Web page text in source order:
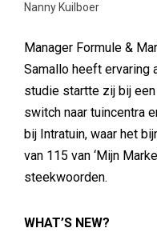
Nanny Kuilboer
Manager Formule &
Samallo heeft ervaring
studie startte zij bij
switch naar tuincentra
bij Intratuin, waar het
van 115 van ‘Mijn
steekwoorden.
WHAT’S NEW?